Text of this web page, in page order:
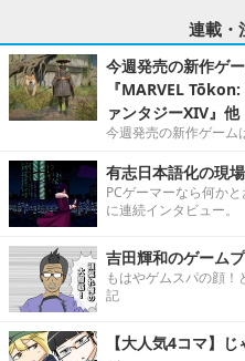
連載・
今週発売の新作ゲ
『MARVEL
ァンタジーXIV』他
今週発売の新作ゲーム
有志日本語化の現
PCゲーマーなら何か
に連続インタビュー。
吉田輝和のゲーム
もはやゲムスパの顔！
記
【大人気4コマ】